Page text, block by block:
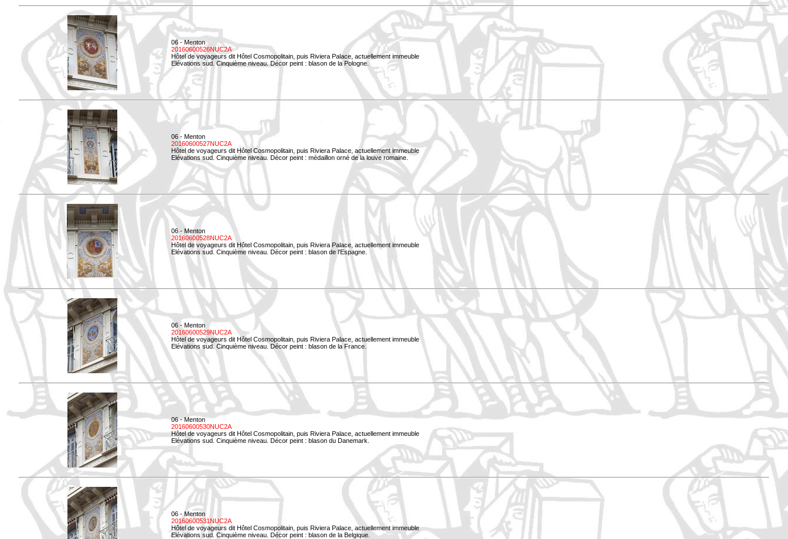
06 - Menton
20160600526NUC2A
Hôtel de voyageurs dit Hôtel Cosmopolitain, puis Riviera Palace, actuellement immeuble
Elévations sud. Cinquième niveau. Décor peint : blason de la Pologne.
06 - Menton
20160600527NUC2A
Hôtel de voyageurs dit Hôtel Cosmopolitain, puis Riviera Palace, actuellement immeuble
Elévations sud. Cinquième niveau. Décor peint : médaillon orné de la louve romaine.
06 - Menton
20160600528NUC2A
Hôtel de voyageurs dit Hôtel Cosmopolitain, puis Riviera Palace, actuellement immeuble
Elévations sud. Cinquième niveau. Décor peint : blason de l'Espagne.
06 - Menton
20160600529NUC2A
Hôtel de voyageurs dit Hôtel Cosmopolitain, puis Riviera Palace, actuellement immeuble
Elévations sud. Cinquième niveau. Décor peint : blason de la France.
06 - Menton
20160600530NUC2A
Hôtel de voyageurs dit Hôtel Cosmopolitain, puis Riviera Palace, actuellement immeuble
Elévations sud. Cinquième niveau. Décor peint : blason du Danemark.
06 - Menton
20160600531NUC2A
Hôtel de voyageurs dit Hôtel Cosmopolitain, puis Riviera Palace, actuellement immeuble
Elévations sud. Cinquième niveau. Décor peint : blason de la Belgique.